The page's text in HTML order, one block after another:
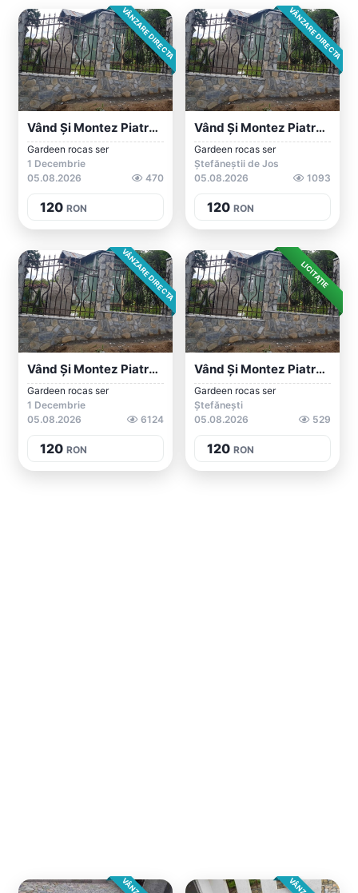
VÂNZARE DIRECTA
Vând Și Montez Piatra Naturala
Gardeen rocas ser
1 Decembrie
05.08.2026
470
120 RON
VÂNZARE DIRECTA
Vând Și Montez Piatra Naturala
Gardeen rocas ser
Ștefăneștii de Jos
05.08.2026
1093
120 RON
VÂNZARE DIRECTA
Vând Și Montez Piatra Naturala
Gardeen rocas ser
1 Decembrie
05.08.2026
6124
120 RON
LICITAȚIE
Vând Și Montez Piatra Naturala
Gardeen rocas ser
Ștefănești
05.08.2026
529
120 RON